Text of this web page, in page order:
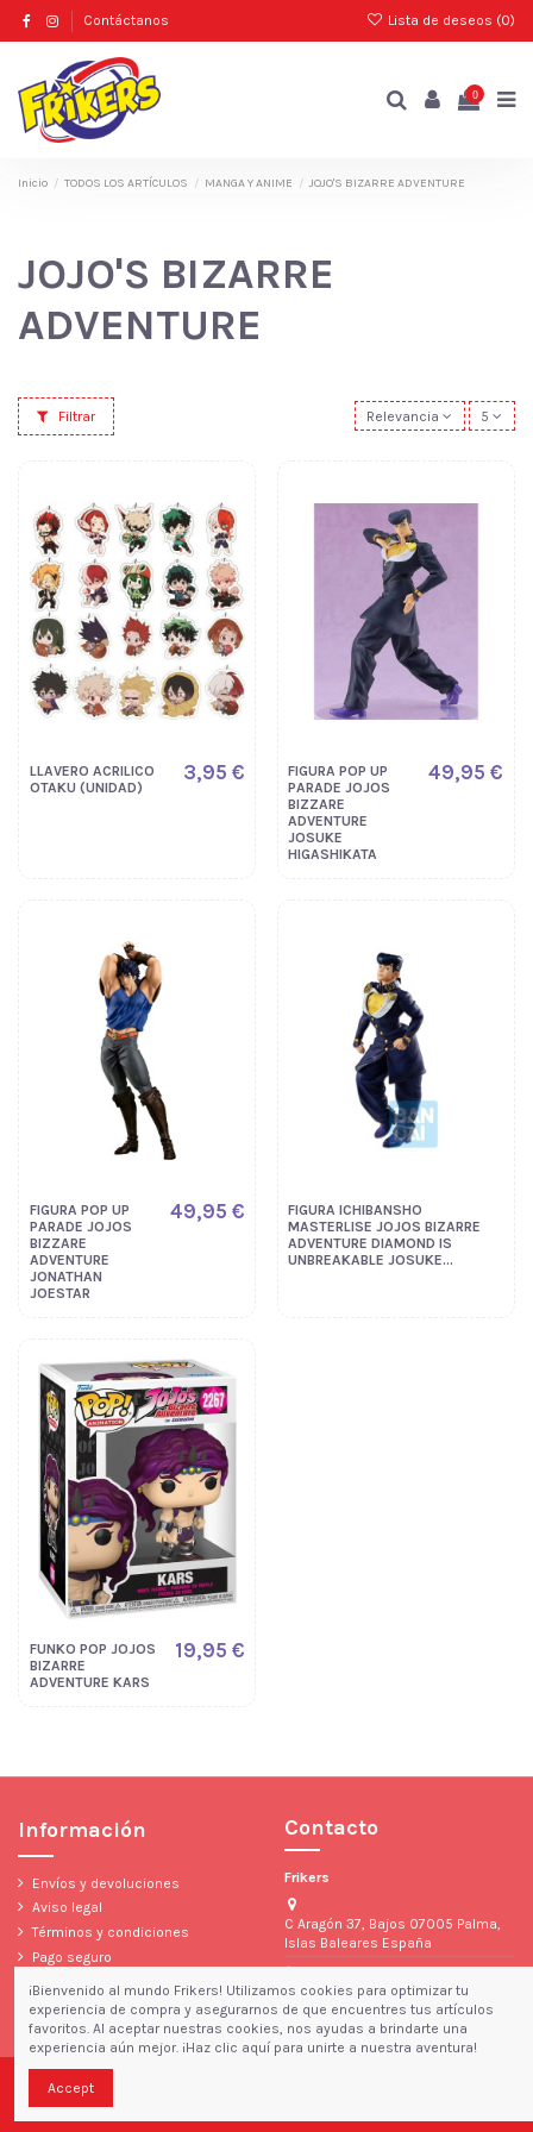
Contáctanos Lista de deseos (0)
0
Inicio TODOS LOS ARTÍCULOS MANGA Y ANIME JOJO'S BIZARRE ADVENTURE
JOJO'S BIZARRE
ADVENTURE
Filtrar Relevancia 5
LLAVERO ACRILICO
OTAKU (UNIDAD)
3,95 €
FIGURA POP UP
PARADE JOJOS
BIZZARE
ADVENTURE
JOSUKE
HIGASHIKATA
49,95 €
FIGURA POP UP
PARADE JOJOS
BIZZARE
ADVENTURE
JONATHAN
JOESTAR
49,95 €
FIGURA ICHIBANSHO
MASTERLISE JOJOS BIZARRE
ADVENTURE DIAMOND IS
UNBREAKABLE JOSUKE...
FUNKO POP JOJOS
BIZARRE
ADVENTURE KARS
19,95 €
Información
Envíos y devoluciones
Aviso legal
Términos y condiciones
Pago seguro
Política de privacidad y cookies
Condiciones Generales de Venta
Contacto
Frikers
C Aragón 37, Bajos 07005 Palma,
Islas Baleares España
pfrikosis@hotmail.com
© Copyright 2023 Frikers • Todos los derechos reservados
¡Bienvenido al mundo Frikers! Utilizamos cookies para optimizar tu
experiencia de compra y asegurarnos de que encuentres tus artículos
favoritos. Al aceptar nuestras cookies, nos ayudas a brindarte una
experiencia aún mejor. ¡Haz clic aquí para unirte a nuestra aventura!
Accept